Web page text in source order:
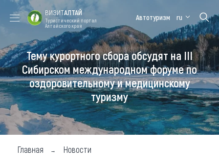
Форум VISIT
ALTAI
Цветение
маральника
Медицинский
форум
Алтайская
зимовка
Туры
Где побывать
Чем заняться
Где остановиться
ВИЗИТАЛТАЙ
Туристический портал
Алтайского края
Автотуризм ru
Тему курортного сбора обсудят на III
Сибирском международном форуме по
оздоровительному и медицинскому
туризму
Главная Новости